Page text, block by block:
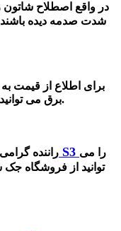
در واقع اصطلاح
شدت صدمه دیده باشند
برق می توانید با شماره درج شده در سایت تماس بگیرید.
راننده قیمت شاتون جک S3 را می
توانید از فروشگاه